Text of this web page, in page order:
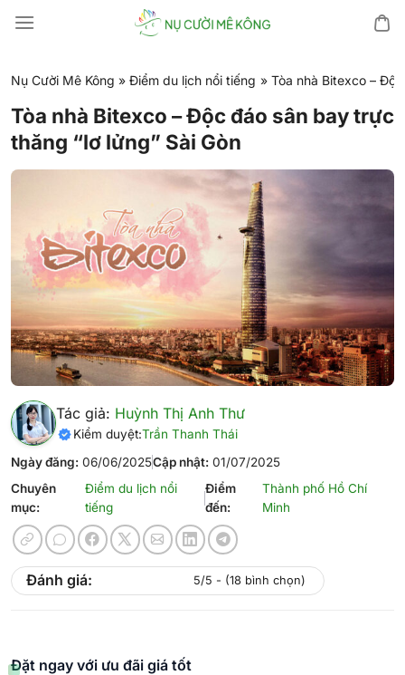
đến
dung
Nụ Cười Mê Kông » Điểm du lịch nổi tiếng » Tòa nhà Bitexco –
Tòa nhà Bitexco – Độc đáo sân bay trực
thăng “lơ lửng” Sài Gòn
Tác giả: Huỳnh Thị Anh Thư
Kiểm duyệt:Trần Thanh Thái
Ngày đăng: 06/06/2025Cập nhật: 01/07/2025
Chuyên
mục:
Điểm du lịch nổi
tiếng
Điểm
đến:
Thành phố Hồ Chí
Minh
Đánh giá: 5/5 - (18 bình chọn)
Đặt ngay với ưu đãi giá tốt